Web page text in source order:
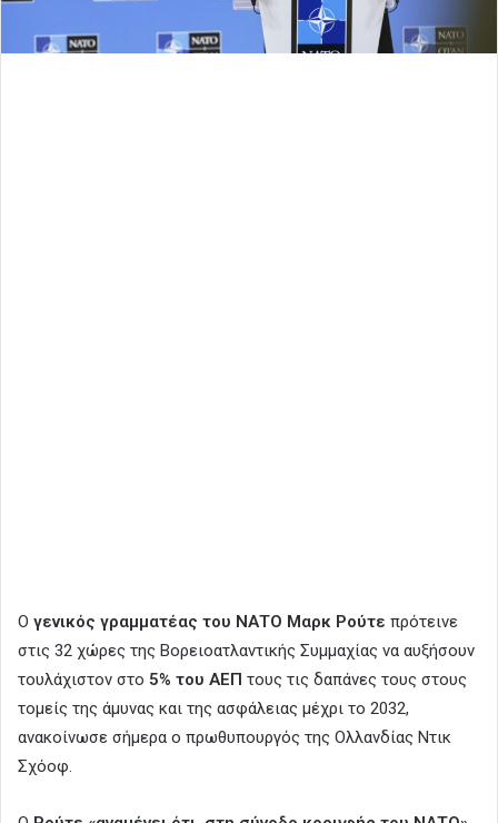
Ο γενικός γραμματέας του ΝΑΤΟ Μαρκ Ρούτε πρότεινε
στις 32 χώρες της Βορειοατλαντικής Συμμαχίας να αυξήσουν
τουλάχιστον στο 5% του ΑΕΠ τους τις δαπάνες τους στους
τομείς της άμυνας και της ασφάλειας μέχρι το 2032,
ανακοίνωσε σήμερα ο πρωθυπουργός της Ολλανδίας Ντικ
Σχόοφ.